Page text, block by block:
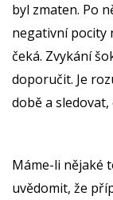
byl zmaten. Po
negativní pocity
čeká. Zvykání
doporučit. Je
době a sledovat,
Máme-li nějaké
uvědomit, že